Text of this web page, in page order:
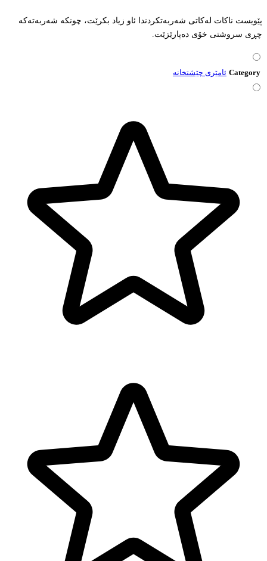
پێویست ناکات لەکاتی شەربەتکردندا ئاو زیاد بکرێت، چونکە شەربەتەکە
چڕی سروشتی خۆی دەپارێزێت.
Category ئامێری چێشتخانە